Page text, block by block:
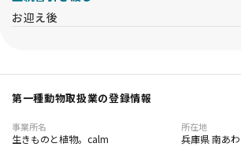
お迎え後
第一種動物取扱業の登録情報
事業所名
生きものと植物。calm
所在地
兵庫県 南あ